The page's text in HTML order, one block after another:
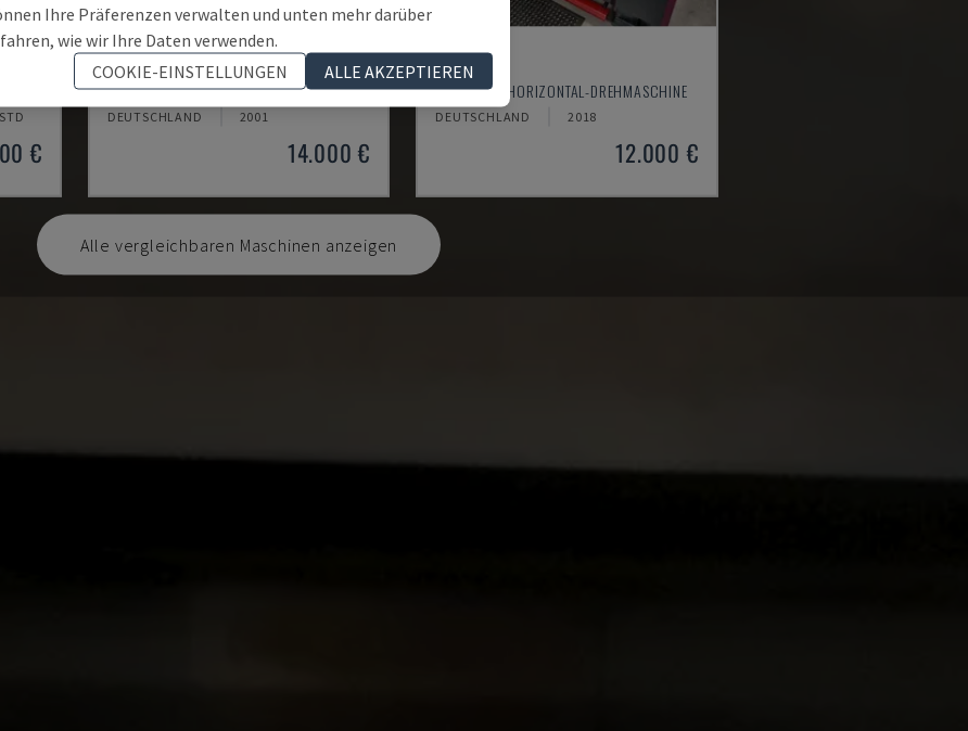
€
EMCOMAT 200X1000
EMCO - HORIZONTAL-DREHMASCHINE
DEUTSCHLAND 2001
14.000 €
TH 4610
OPTIMUM - HORIZONTAL-DREHMASCHINE
DEUTSCHLAND 2018
12.000 €
Alle vergleichbaren Maschinen anzeigen
Ihre Präferenzen verwalten und unten mehr darüber
wie wir Ihre Daten verwenden.
COOKIE-EINSTELLUNGEN
ALLE AKZEPTIEREN